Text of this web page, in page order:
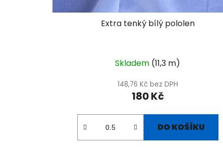
Extra tenký bílý pololen
Skladem (11,3 m)
148,76 Kč bez DPH
180 Kč
DO KOŠÍKU